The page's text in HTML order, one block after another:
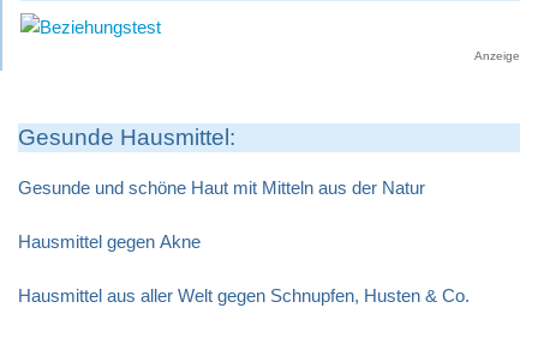
Anzeige
Gesunde Hausmittel:
Gesunde und schöne Haut mit Mitteln aus der Natur
Hausmittel gegen Akne
Hausmittel aus aller Welt gegen Schnupfen, Husten & Co.